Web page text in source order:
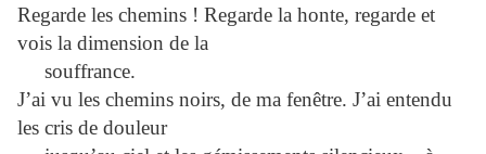
Regarde les chemins ! Regarde la honte, regarde et
vois la dimension de la
souffrance.
J’ai vu les chemins noirs, de ma fenêtre. J’ai entendu
les cris de douleur